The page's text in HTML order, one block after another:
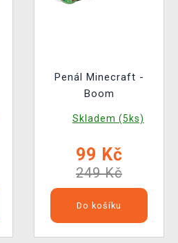
Penál Minecraft -
Boom
Skladem (5ks)
99 Kč
249 Kč
Do košíku